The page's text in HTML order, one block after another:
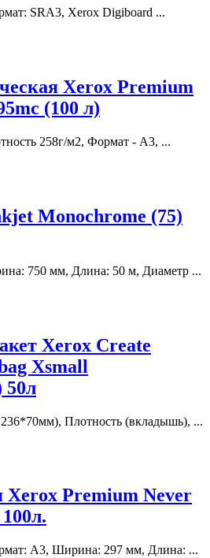
SRA3, Xerox Digiboard ...
Xerox Premium
(100 л)
258г/м2, Формат - А3, ...
Monochrome (75)
750 мм, Длина: 50 м, Диаметр ...
Xerox Create
Xsmall
50л
Плотность (вкладышь), ...
Xerox Premium Never
A3, Ширина: 297 мм, Длина: ...